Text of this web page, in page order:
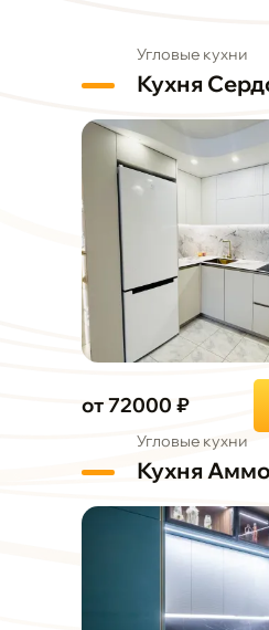
Угловые кухни
Кухня
от 72000 ₽
Угловые кухни
Кухня